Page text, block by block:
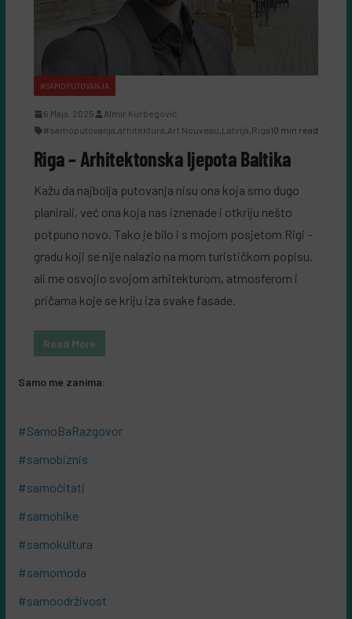
#SAMOPUTOVANJA
6 Maja, 2025
Almir Kurbegović
#samoputovanja,arhitektura,Art Nouveau,Latvija,Riga10 min read
Riga – Arhitektonska ljepota Baltika
Kažu da najbolja putovanja nisu ona koja smo dugo
planirali, već ona koja nas iznenade i otkriju nešto
potpuno novo. Tako je bilo i s mojom posjetom Rigi –
gradu koji se nije nalazio na mom turističkom popisu,
ali me osvojio svojom arhitekturom, atmosferom i
pričama koje se kriju iza svake fasade.
Read More
Samo me zanima:
#SamoBaRazgovor
#samobiznis
#samočitati
#samohike
#samokultura
#samomoda
#samoodrživost